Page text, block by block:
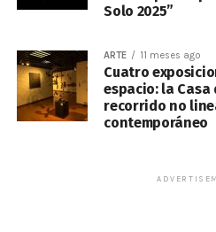
Solo 2025”
ARTE 11 meses ago
Cuatro
espacio: la Casa
recorrido no
contemporáneo